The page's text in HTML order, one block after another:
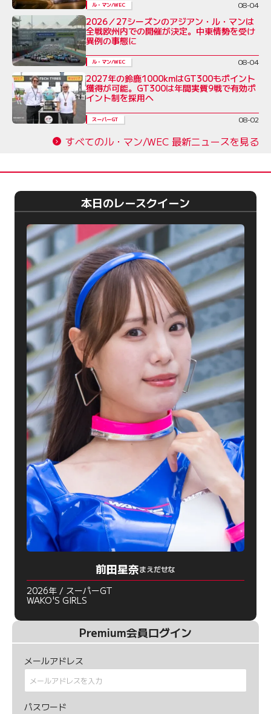
ル・マン/WEC 08-04
2026／27シーズンのアジアン・ル・マンは
全戦欧州内での開催が決定。中東情勢を受け
異例の事態に
ル・マン/WEC 08-04
2027年の鈴鹿1000kmはGT300もポイント
獲得が可能。GT300は年間実質9戦で有効ポ
イント制を採用へ
スーパーGT 08-02
すべてのル・マン/WEC 最新ニュースを見る
本日のレースクイーン
前田星奈まえだせな
2026年 / スーパーGT
WAKO'S GIRLS
Premium会員ログイン
メールアドレス
パスワード